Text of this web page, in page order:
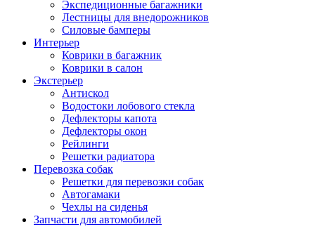
Экспедиционные багажники
Лестницы для внедорожников
Силовые бамперы
Интерьер
Коврики в багажник
Коврики в салон
Экстерьер
Антискол
Водостоки лобового стекла
Дефлекторы капота
Дефлекторы окон
Рейлинги
Решетки радиатора
Перевозка собак
Решетки для перевозки собак
Автогамаки
Чехлы на сиденья
Запчасти для автомобилей